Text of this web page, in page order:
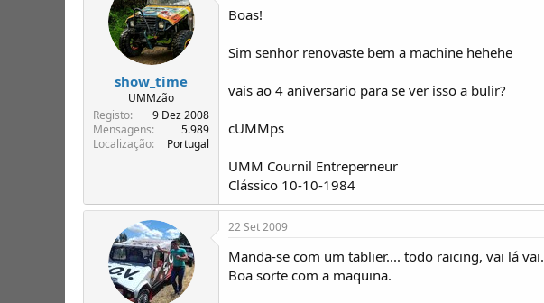
show_time
UMMzão
Registo
9 Dez 2008
Mensagens
5.989
Localização
Portugal
Boas!
Sim senhor renovaste bem a machine hehehe
vais ao 4 aniversario para se ver isso a bulir?
cUMMps
UMM Cournil Entreperneur
Clássico 10-10-1984
22 Set 2009
Manda-se com um tablier.... todo raicing, vai lá vai.
Boa sorte com a maquina.